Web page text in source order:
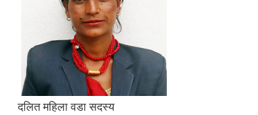
दलित महिला वडा सदस्य